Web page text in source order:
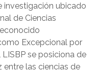
investigación ubicado
de Ciencias
Excepcional por
LISBP se posiciona de
entre las ciencias de